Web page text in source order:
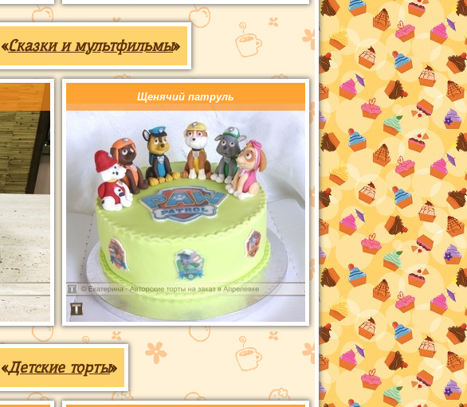
Сказки и мультфильмы»
Щенячий патруль
Детские торты»